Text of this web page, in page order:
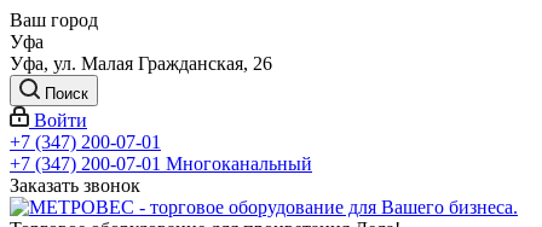
Ваш город
Уфа
Уфа, ул. Малая Гражданская, 26
Поиск
Войти
+7 (347) 200-07-01
+7 (347) 200-07-01 Многоканальный
Заказать звонок